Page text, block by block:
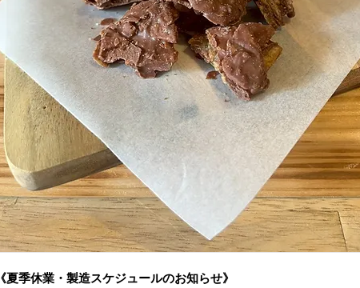
《夏季休業・製造スケジュールのお知らせ》